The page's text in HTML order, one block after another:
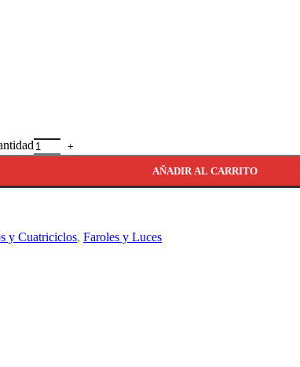
AÑADIR AL CARRITO
y Cuatriciclos, Faroles y Luces